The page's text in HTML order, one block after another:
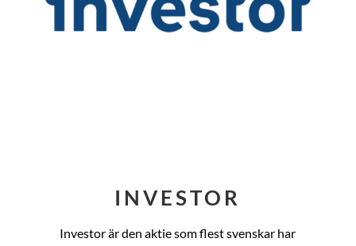
INVESTOR
Investor är den aktie som flest svenskar har